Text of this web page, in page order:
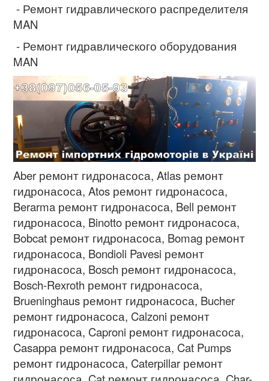
- Ремонт гидравлического распределителя
MAN
- Ремонт гидравлического оборудования
MAN
Aber ремонт гидронасоса, Atlas ремонт
гидронасоса, Atos ремонт гидронасоса,
Berarma ремонт гидронасоса, Bell ремонт
гидронасоса, Binotto ремонт гидронасоса,
Bobcat ремонт гидронасоса, Bomag ремонт
гидронасоса, Bondioli Pavesi ремонт
гидронасоса, Bosch ремонт гидронасоса,
Bosch-Rexroth ремонт гидронасоса,
Brueninghaus ремонт гидронасоса, Bucher
ремонт гидронасоса, Calzoni ремонт
гидронасоса, Caproni ремонт гидронасоса,
Casappa ремонт гидронасоса, Cat Pumps
ремонт гидронасоса, Caterpillar ремонт